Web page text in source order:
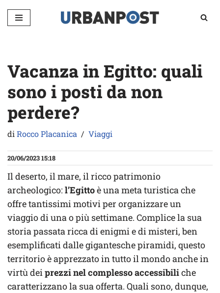
Vai
Vacanza in Egitto: quali
sono i posti da non
perdere?
diRocco Placanica Viaggi
20/06/2023 15:18
Il deserto, il mare, il ricco patrimonio
archeologico: l’Egittoè una meta turistica che
offre tantissimi motivi per organizzare un
viaggio di una o più settimane. Complice la sua
storia passata ricca di enigmi e di misteri, ben
esemplificati dalle gigantesche piramidi, questo
territorio è apprezzato in tutto il mondo anche in
virtù deiprezzi nel complesso accessibiliche
caratterizzano la sua offerta. Quali sono, dunque,